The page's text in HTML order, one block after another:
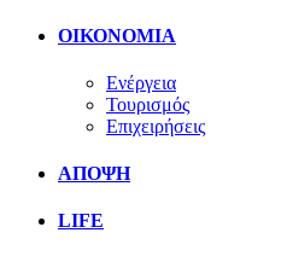
ΟΙΚΟΝΟΜΙΑ
Ενέργεια
Τουρισμός
Επιχειρήσεις
ΑΠΟΨΗ
LIFE